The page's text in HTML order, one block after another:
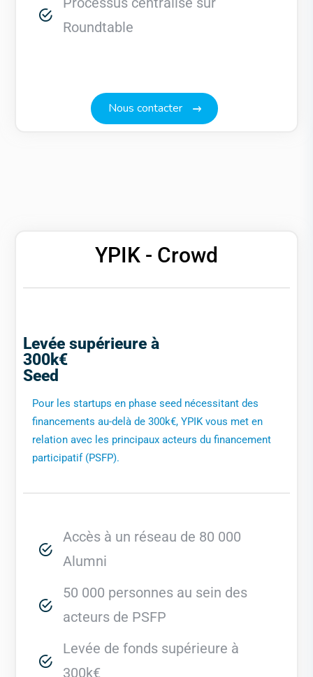
Roundtable
Nous contacter
YPIK - Crowd
Levée supérieure à
300k€
Seed
Pour les startups en phase seed nécessitant des
financements au-delà de 300k€, YPIK vous met en
relation avec les principaux acteurs du financement
participatif (PSFP).
Accès à un réseau de 80 000
Alumni
50 000 personnes au sein des
acteurs de PSFP
Levée de fonds supérieure à
300k€